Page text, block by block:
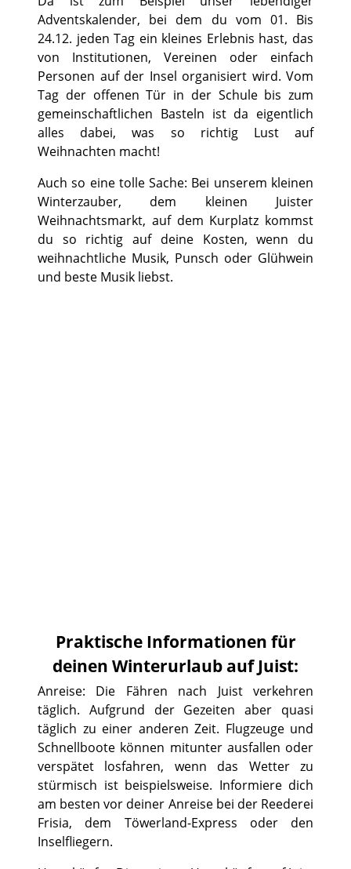
Adventskalender, bei dem du vom 01. Bis
24.12. jeden Tag ein kleines Erlebnis hast, das
von Institutionen, Vereinen oder einfach
Personen auf der Insel organisiert wird. Vom
Tag der offenen Tür in der Schule bis zum
gemeinschaftlichen Basteln ist da eigentlich
alles dabei, was so richtig Lust auf
Weihnachten macht!
Auch so eine tolle Sache: Bei unserem kleinen
Winterzauber, dem kleinen Juister
Weihnachtsmarkt, auf dem Kurplatz kommst
du so richtig auf deine Kosten, wenn du
weihnachtliche Musik, Punsch oder Glühwein
und beste Musik liebst.
Praktische Informationen für
deinen Winterurlaub auf Juist:
Anreise: Die Fähren nach Juist verkehren
täglich. Aufgrund der Gezeiten aber quasi
täglich zu einer anderen Zeit. Flugzeuge und
Schnellboote können mitunter ausfallen oder
verspätet losfahren, wenn das Wetter zu
stürmisch ist beispielsweise. Informiere dich
am besten vor deiner Anreise bei der Reederei
Frisia, dem Töwerland-Express oder den
Inselfliegern.